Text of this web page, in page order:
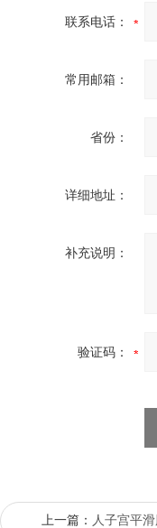
联系电话：
常用邮箱：
省份：
详细地址：
补充说明：
验证码：
上一篇： 人子宫平